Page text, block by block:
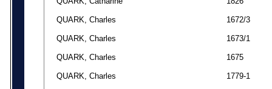
QUARK, Charles 1672/3
QUARK, Charles 1673/1
QUARK, Charles 1675
QUARK, Charles 1779-1